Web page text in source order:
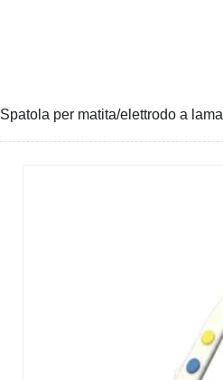
Spatola per matita/elettrodo a